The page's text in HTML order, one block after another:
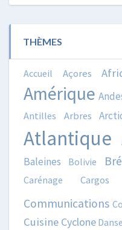
THÈMES
Accueil Açores
Amérique
Antilles
Arbres
Atlantique
Baleines Bolivie
Carénage Cargos
Communications
Cuisine Cyclone Danse